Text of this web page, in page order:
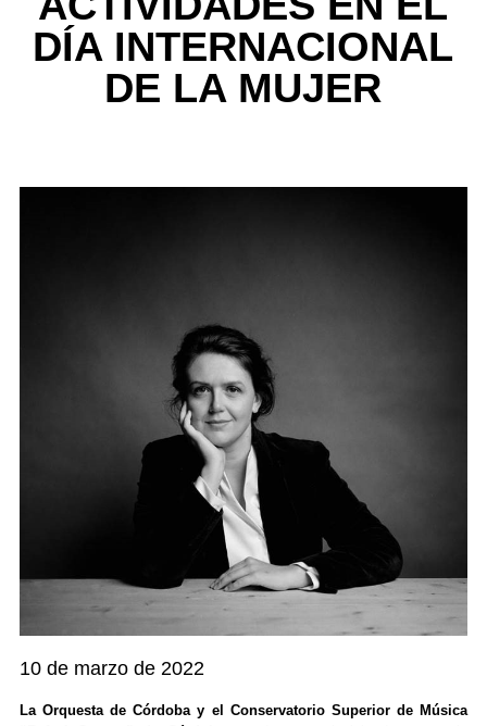
DÍA INTERNACIONAL
DE LA MUJER
10 de marzo de 2022
La Orquesta de Córdoba y el Conservatorio Superior de Música